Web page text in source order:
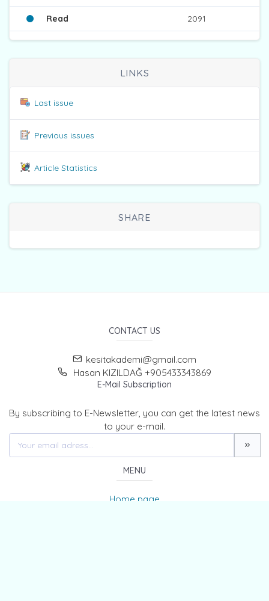
Read 2091
LINKS
Last issue
Previous issues
Article Statistics
SHARE
CONTACT US
kesitakademi@gmail.com
Hasan KIZILDAĞ +905433343869
E-Mail Subscription
By subscribing to E-Newsletter, you can get the latest news
to your e-mail.
MENU
Home page